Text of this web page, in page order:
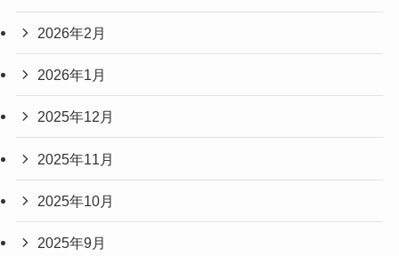
2026年2月
2026年1月
2025年12月
2025年11月
2025年10月
2025年9月